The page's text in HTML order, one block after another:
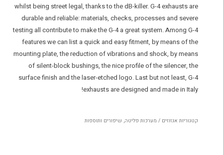
whilst being street legal, thanks to the dB-killer. G-4 exhausts are
durable and reliable: materials, checks, processes and severe
testing all contribute to make the G-4 a great system. Among G-4
features we can list a quick and easy fitment, by means of the
mounting plate, the reduction of vibrations and shock, by means
of silent-block bushings, the nice profile of the silencer, the
surface finish and the laser-etched logo. Last but not least, G-4
exhausts are designed and made in Italy!
קטגוריות אגזוזים / מערכות פליטה, שיפורים ותוספות